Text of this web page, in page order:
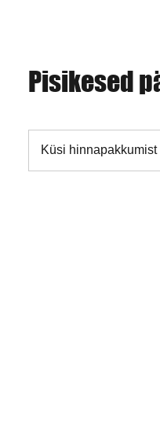
Pisikesed
Küsi hinnapakkumist